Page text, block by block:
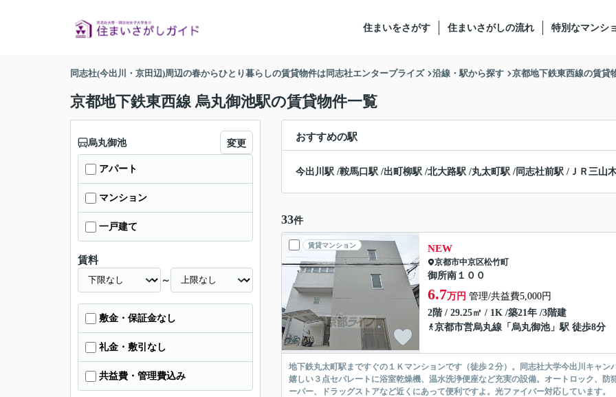
住まいをさがす 住まいさがしの流れ 特別なマンシ
同志社(今出川・京田辺)周辺の春からひとり暮らしの賃貸物件は同志社エンタープライズ 沿線・駅から探す 京都地下鉄東西線の賃貸
京都地下鉄東西線 烏丸御池駅の賃貸物件一覧
おすすめの駅
今出川駅 /鞍馬口駅 /出町柳駅 /北大路駅 /丸太町駅 / 同志社前駅 / ＪＲ三山
33件
賃貸マンション NEW
京都市中京区松竹町
御所南１００
6.7万円 管理/共益費5,000円
2階 / 29.25㎡ / 1K /築21年 /3階建
京都市営烏丸線 「 烏丸御池」駅 徒歩8分
地下鉄丸太町駅まですぐの１Ｋマンションです（徒歩２分）。同志社大学今出川キャ
嬉しい３点セパレートに浴室乾燥機、温水洗浄便座など充実の設備。オートロック、
ーパー、ドラッグストアなど近くにあって便利ですよ。光ファイバー対応しています
烏丸御池 変更
アパート
マンション
一戸建て
賃料
～
敷金・保証金なし
礼金・敷引なし
共益費・管理費込み